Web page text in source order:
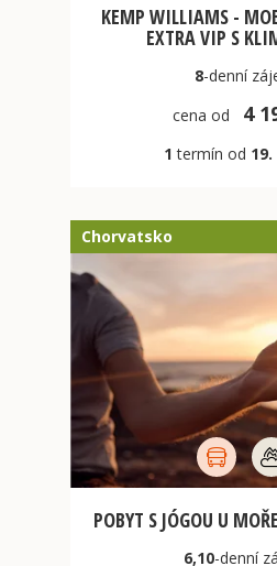
KEMP WILLIAMS -
EXTRA VIP S
8-denní
cena od
4
1 termín od 19.
Chorvatsko
POBYT S JÓGOU U
6,10-denní